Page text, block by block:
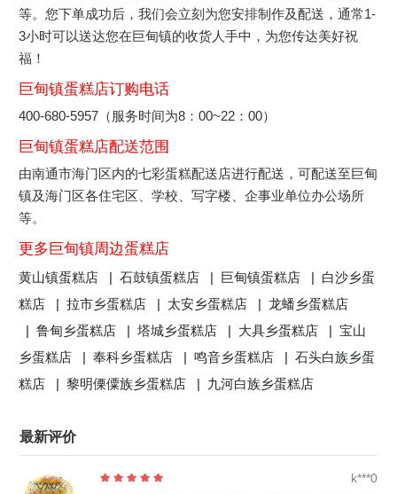
等。您下单成功后，我们会立刻为您安排制作及配送，通常1-
3小时可以送达您在巨甸镇的收货人手中，为您传达美好祝
福！
巨甸镇蛋糕店订购电话
400-680-5957（服务时间为8：00~22：00）
巨甸镇蛋糕店配送范围
由南通市海门区内的七彩蛋糕配送店进行配送，可配送至巨甸
镇及海门区各住宅区、学校、写字楼、企事业单位办公场所
等。
更多巨甸镇周边蛋糕店
黄山镇蛋糕店 |石鼓镇蛋糕店 | 巨甸镇蛋糕店 | 白沙乡蛋
糕店 |拉市乡蛋糕店 | 太安乡蛋糕店 |龙蟠乡蛋糕店
|鲁甸乡蛋糕店 |塔城乡蛋糕店 | 大具乡蛋糕店 |宝山
乡蛋糕店 |奉科乡蛋糕店 |鸣音乡蛋糕店 |石头白族乡蛋
糕店 |黎明傈僳族乡蛋糕店 | 九河白族乡蛋糕店
最新评价
k***0